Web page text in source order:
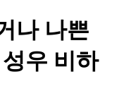
나 나쁜
우 비하